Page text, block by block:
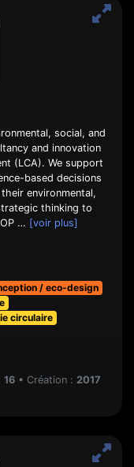
social, and
and innovation
(LCA). We support
based decisions
environmental,
thinking to
… [voir plus]
/ eco-design
circulaire
16 • Création : 2017